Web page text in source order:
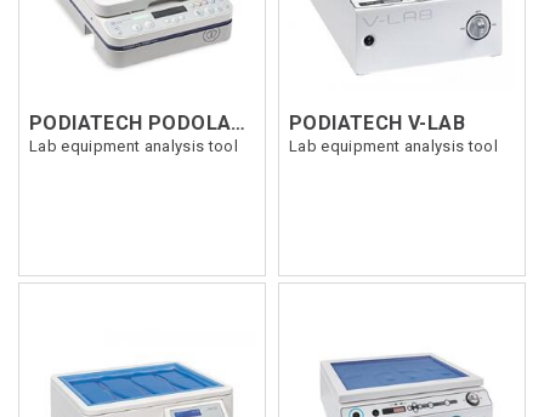
PODIATECH PODOLAB MASTER 220V
Lab equipment analysis tool
PODIATECH V-LAB
Lab equipment analysis tool